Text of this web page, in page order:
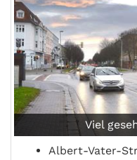
Viel
Albert-Vater-